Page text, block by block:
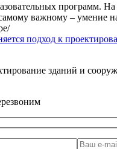
программ.
важному – умение
подход к
зданий и